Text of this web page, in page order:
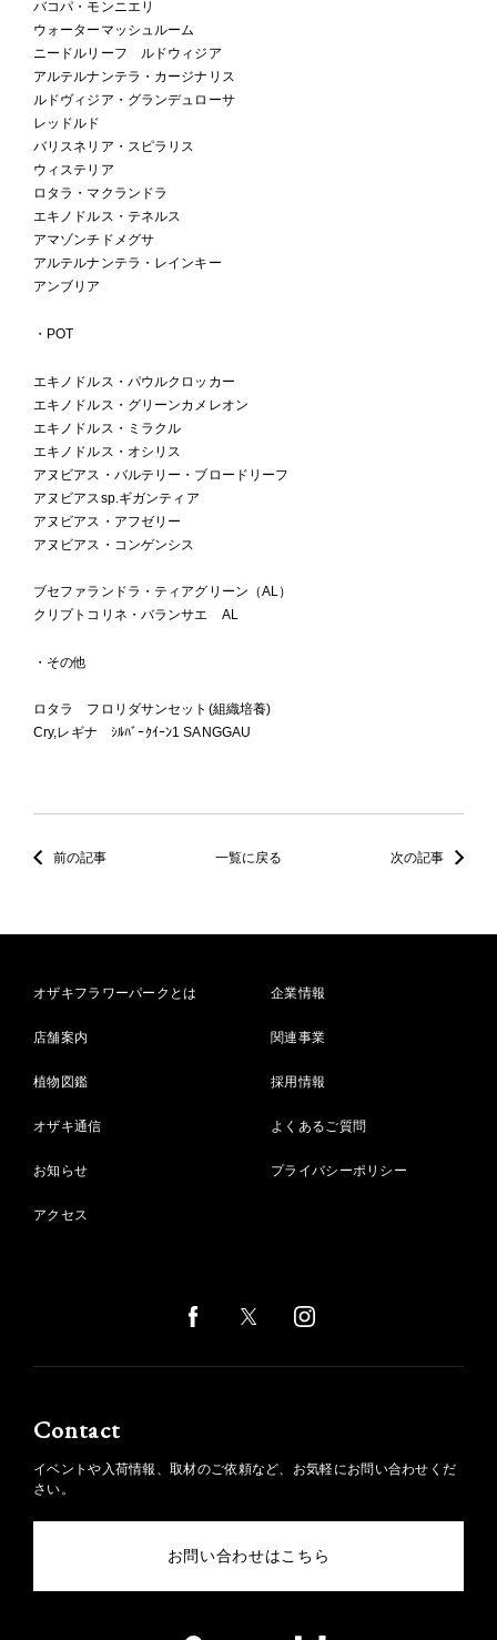
バコパ・モンニエリ
ウォーターマッシュルーム
ニードルリーフ ルドウィジア
アルテルナンテラ・カージナリス
ルドヴィジア・グランデュローサ
レッドルド
バリスネリア・スピラリス
ウィステリア
ロタラ・マクランドラ
エキノドルス・テネルス
アマゾンチドメグサ
アルテルナンテラ・レインキー
アンブリア
・POT
エキノドルス・パウルクロッカー
エキノドルス・グリーンカメレオン
エキノドルス・ミラクル
エキノドルス・オシリス
アヌビアス・バルテリー・ブロードリーフ
アヌビアスsp.ギガンティア
アヌビアス・アフゼリー
アヌビアス・コンゲンシス
ブセファランドラ・ティアグリーン（AL）
クリプトコリネ・バランサエ AL
・その他
ロタラ フロリダサンセット(組織培養)
Cry,レギナ ｼﾙﾊﾞｰｸｲｰﾝ1 SANGGAU
前の記事 一覧に戻る 次の記事
オザキフラワーパークとは
店舗案内
植物図鑑
オザキ通信
お知らせ
アクセス
企業情報
関連事業
採用情報
よくあるご質問
プライバシーポリシー
Contact
イベントや入荷情報、取材のご依頼など、お気軽にお問い合わせくだ
さい。
お問い合わせはこちら